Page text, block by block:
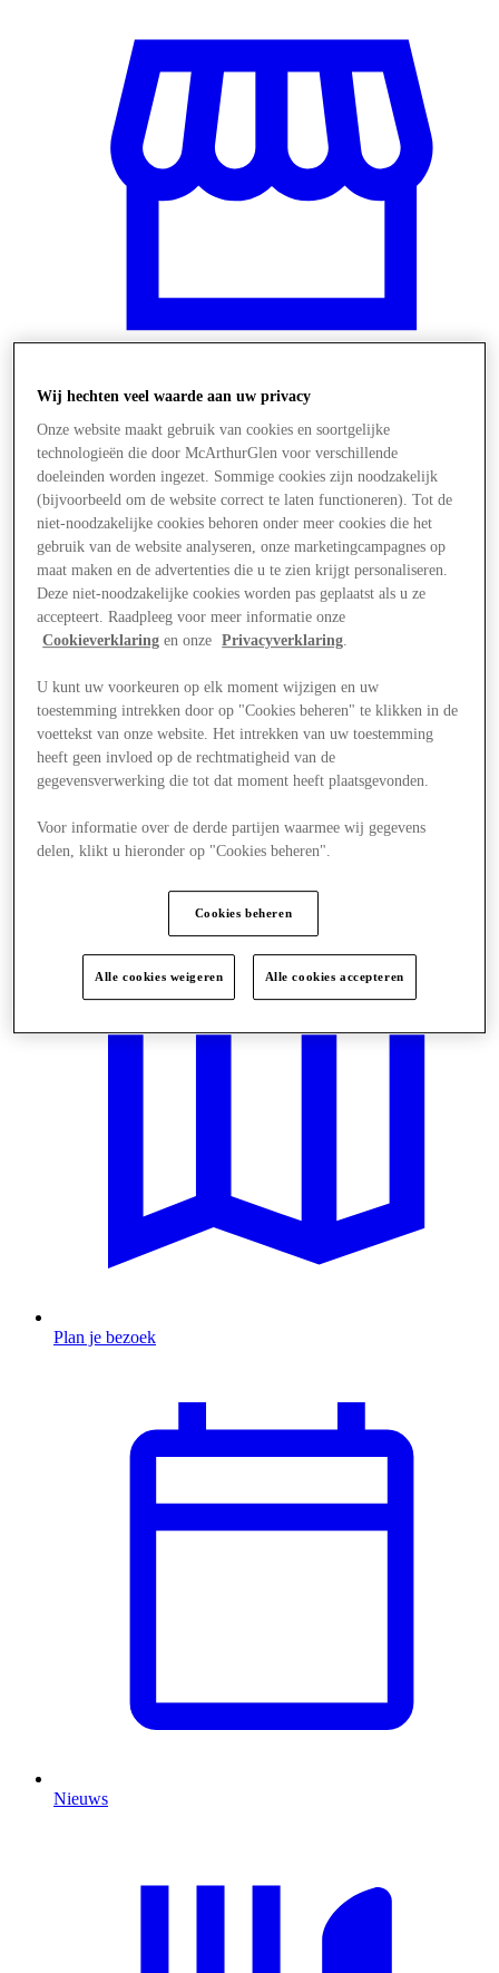
Plan je bezoek
Nieuws
Wij hechten veel waarde aan uw privacy
Onze website maakt gebruik van cookies en soortgelijke
technologieën die door McArthurGlen voor verschillende
doeleinden worden ingezet. Sommige cookies zijn noodzakelijk
(bijvoorbeeld om de website correct te laten functioneren). Tot de
niet-noodzakelijke cookies behoren onder meer cookies die het
gebruik van de website analyseren, onze marketingcampagnes op
maat maken en de advertenties die u te zien krijgt personaliseren.
Deze niet-noodzakelijke cookies worden pas geplaatst als u ze
accepteert. Raadpleeg voor meer informatie onze
Cookieverklaring en onze Privacyverklaring.
U kunt uw voorkeuren op elk moment wijzigen en uw
toestemming intrekken door op "Cookies beheren" te klikken in de
voettekst van onze website. Het intrekken van uw toestemming
heeft geen invloed op de rechtmatigheid van de
gegevensverwerking die tot dat moment heeft plaatsgevonden.
Voor informatie over de derde partijen waarmee wij gegevens
delen, klikt u hieronder op "Cookies beheren".
Cookies beheren
Alle cookies weigeren Alle cookies accepteren